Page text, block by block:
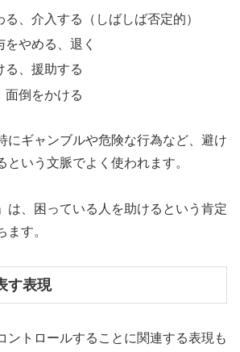
る、介入する（しばしば否定的）
をやめる、退く
る、援助する
面倒をかける
にギャンブルや危険な行為など、避け
という文脈でよく使われます。
は、困っている人を助けるという肯定
ます。
す表現
ントロールすることに関連する表現も